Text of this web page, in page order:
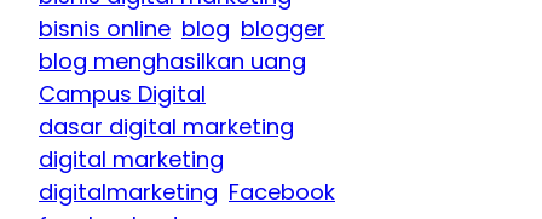
bisnis online blog blogger
blog menghasilkan uang
Campus Digital
dasar digital marketing
digital marketing
digitalmarketing Facebook